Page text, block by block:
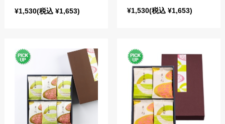
¥1,530(税込 ¥1,653) ¥1,530(税込 ¥1,653)